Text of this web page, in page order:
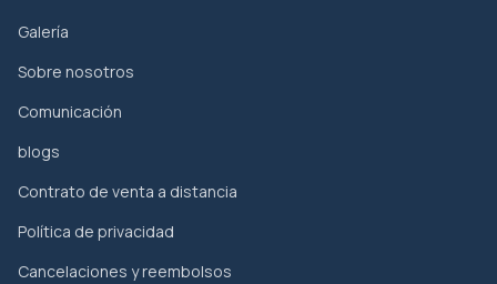
Galería
Sobre nosotros
Comunicación
blogs
Contrato de venta a distancia
Política de privacidad
Cancelaciones y reembolsos